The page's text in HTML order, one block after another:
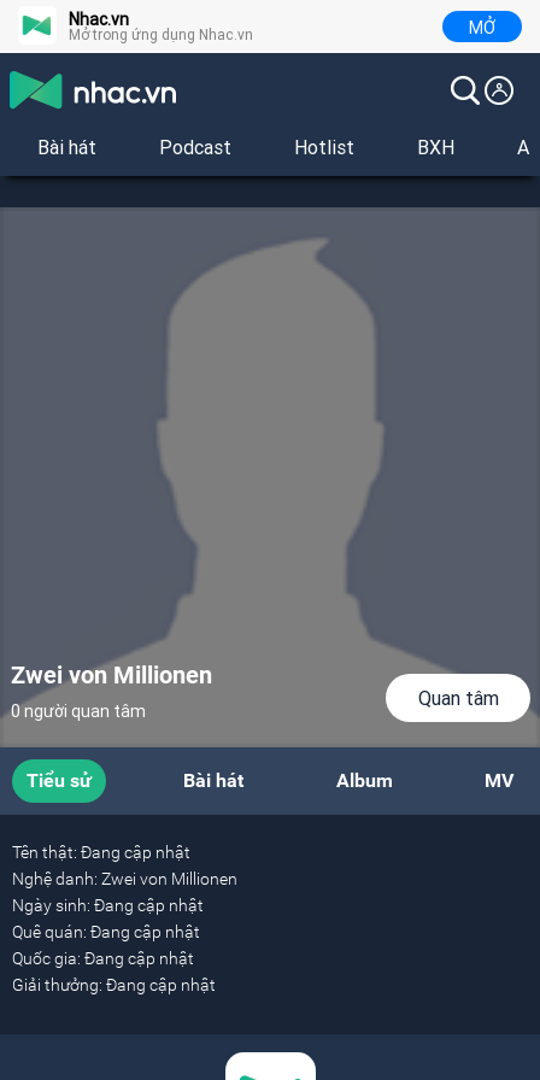
Nhac.vn
Mở trong ứng dụng Nhac.vn MỞ
Bài hát Podcast Hotlist BXH
Zwei von Millionen
0 người quan tâm
Quan tâm
Tiểu sử Bài hát Album MV
Tên thật: Đang cập nhật
Nghệ danh: Zwei von Millionen
Ngày sinh: Đang cập nhật
Quê quán: Đang cập nhật
Quốc gia: Đang cập nhật
Giải thưởng: Đang cập nhật